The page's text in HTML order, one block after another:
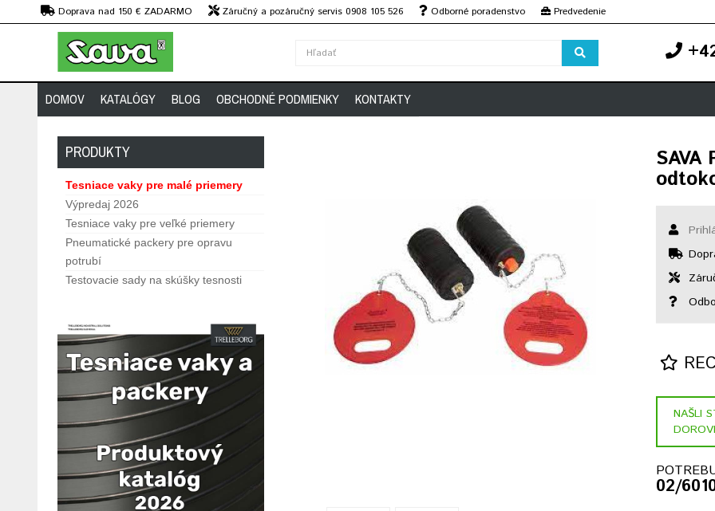
Doprava nad 150 € ZADARMO Záručný a pozáručný servis 0908 105 526 Odborné poradenstvo
Predvedenie
strojov
DOMOV KATALÓGY BLOG OBCHODNÉ PODMIENKY KONTAKTY
PRODUKTY
Tesniace vaky pre malé priemery
Výpredaj 2026
Tesniace vaky pre veľké priemery
Pneumatické packery pre opravu
potrubí
Testovacie sady na skúšky tesnosti
SAVA
NAŠLI
02/